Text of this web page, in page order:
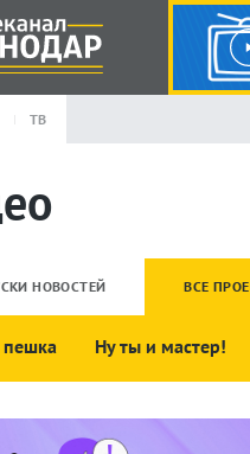
ТВ
НОВОСТЕЙ ВСЕ
пешка Ну ты и мастер!